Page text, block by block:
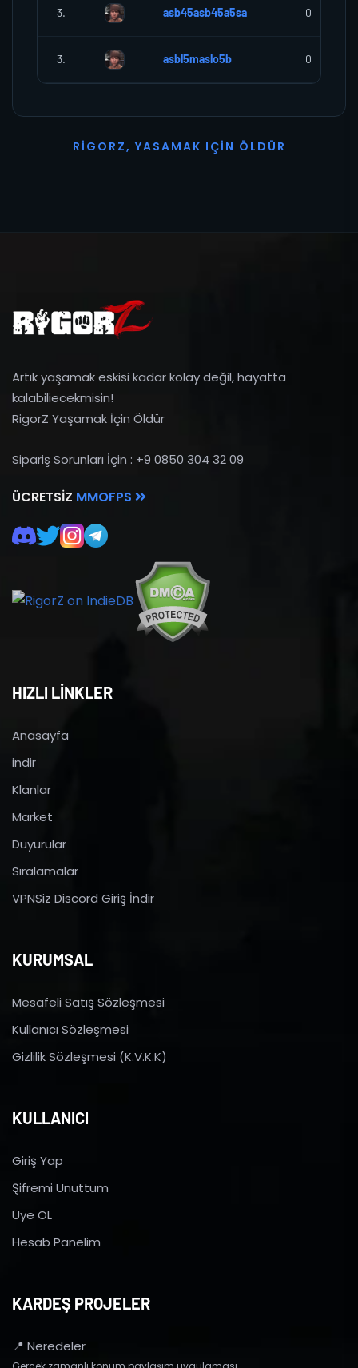
3. asb45asb45a5sa 0
3. asbl5maslo5b 0
R I G O R Z, YASAMAK I ÇI N Ö L D Ü R
Artık yaşamak eskisi kadar kolay değil, hayatta
kalabiliecekmisin!
RigorZ Yaşamak İçin Öldür
Sipariş Sorunları İçin : +9 0850 304 32 09
ÜCRETSIZ MMOFPS
HIZLI LİNKLER
Anasayfa
indir
Klanlar
Market
Duyurular
Sıralamalar
VPNSiz Discord Giriş İndir
KURUMSAL
Mesafeli Satış Sözleşmesi
Kullanıcı Sözleşmesi
Gizlilik Sözleşmesi (K.V.K.K)
KULLANICI
Giriş Yap
Şifremi Unuttum
Üye OL
Hesab Panelim
KARDEŞ PROJELER
📍 Neredeler